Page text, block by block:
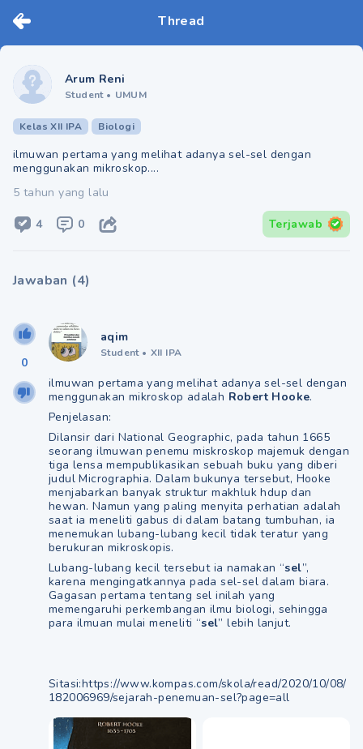
Thread
Arum Reni
Student • UMUM
Kelas XII IPA Biologi
ilmuwan pertama yang melihat adanya sel-sel dengan
menggunakan mikroskop....
5 tahun yang lalu
4 0 Terjawab
Jawaban (4)
0
aqim
Student • XII IPA
ilmuwan pertama yang melihat adanya sel-sel dengan
menggunakan mikroskop adalah Robert Hooke.
Penjelasan:
Dilansir dari National Geographic, pada tahun 1665
seorang ilmuwan penemu miskroskop majemuk dengan
tiga lensa mempublikasikan sebuah buku yang diberi
judul Micrographia. Dalam bukunya tersebut, Hooke
menjabarkan banyak struktur makhluk hdup dan
hewan. Namun yang paling menyita perhatian adalah
saat ia meneliti gabus di dalam batang tumbuhan, ia
menemukan lubang-lubang kecil tidak teratur yang
berukuran mikroskopis.
Lubang-lubang kecil tersebut ia namakan “sel”,
karena mengingatkannya pada sel-sel dalam biara.
Gagasan pertama tentang sel inilah yang
memengaruhi perkembangan ilmu biologi, sehingga
para ilmuan mulai meneliti “sel” lebih lanjut.
Sitasi:https://www.kompas.com/skola/read/2020/10/08/
182006969/sejarah-penemuan-sel?page=all